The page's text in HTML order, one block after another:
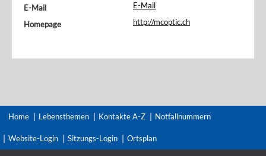
E-Mail
E-Mail
Homepage
http://mcoptic.ch
Home Lebensthemen Kontakte A-Z Notfallnummern
Website-Login Sitzungs-Login Ortsplan